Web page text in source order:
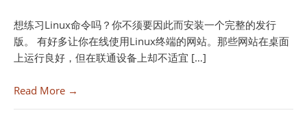
想练习Linux命令吗？你不须要因此而安装一个完整的发行
版。 有好多让你在线使用Linux终端的网站。那些网站在桌面
上运行良好，但在联通设备上却不适宜 […]
Read More →